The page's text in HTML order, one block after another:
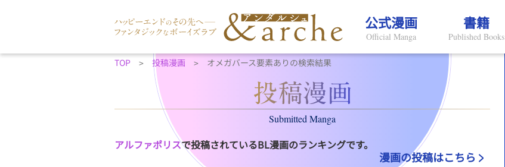
公式漫画
Official Manga
書籍
Published Books
TOP 投稿漫画 オメガバース要素ありの検索結果
Submitted Manga
アルファポリスで投稿されているBL漫画のランキングです。
漫画の投稿はこちら